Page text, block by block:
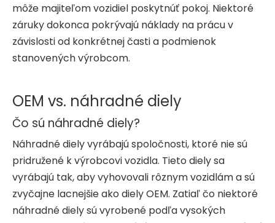
môže majiteľom vozidiel poskytnúť pokoj. Niektoré
záruky dokonca pokrývajú náklady na prácu v
závislosti od konkrétnej časti a podmienok
stanovených výrobcom.
OEM vs. náhradné diely
Čo sú náhradné diely?
Náhradné diely vyrábajú spoločnosti, ktoré nie sú
pridružené k výrobcovi vozidla. Tieto diely sa
vyrábajú tak, aby vyhovovali rôznym vozidlám a sú
zvyčajne lacnejšie ako diely OEM. Zatiaľ čo niektoré
náhradné diely sú vyrobené podľa vysokých